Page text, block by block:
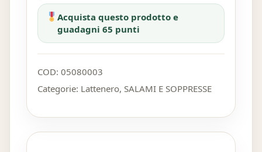
Acquista questo prodotto e
guadagni 65 punti
COD: 05080003
Categorie: Lattenero, SALAMI E SOPPRESSE